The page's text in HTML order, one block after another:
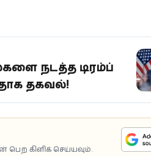
நடத்த டிரம்ப்
தகவல்!
பெற கிளிக் செய்யவும்.